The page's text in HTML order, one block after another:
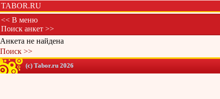
TABOR.RU
<< В меню
Поиск анкет >>
Анкета не найдена
Поиск >>
(c) Tabor.ru 2026